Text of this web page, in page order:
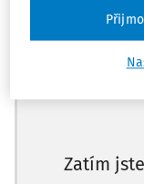
zaměstnání,
zaměstnány, pak
pracovněprávní
dohody o pracovní
Za každou
pojišťovna od
Zatím